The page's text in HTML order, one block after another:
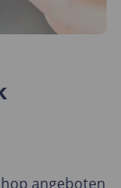
angeboten